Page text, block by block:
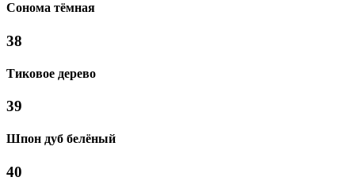
Сонома тёмная
38
Тиковое дерево
39
Шпон дуб белёный
40